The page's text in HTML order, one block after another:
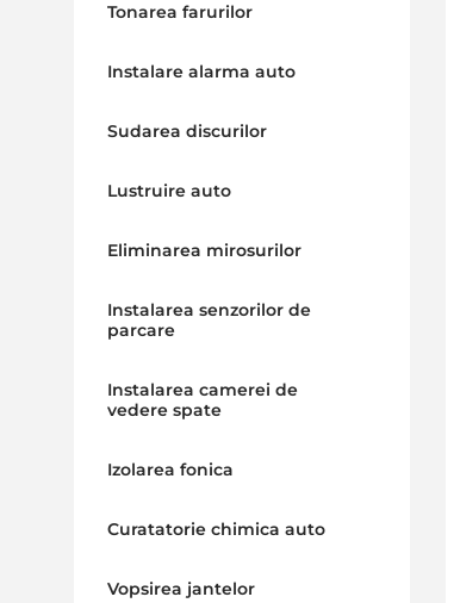
Tonarea farurilor
Instalare alarma auto
Sudarea discurilor
Lustruire auto
Eliminarea mirosurilor
Instalarea senzorilor de
parcare
Instalarea camerei de
vedere spate
Izolarea fonica
Curatatorie chimica auto
Vopsirea jantelor